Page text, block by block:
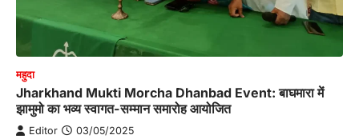
महुदा
Jharkhand Mukti Morcha Dhanbad Event: बाघमारा में
झामुमो का भव्य स्वागत-सम्मान समारोह आयोजित
Editor 03/05/2025